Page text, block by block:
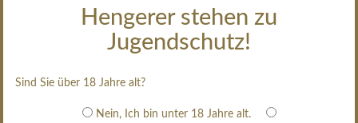
Hengerer stehen zu
Jugendschutz!
Sind Sie über 18 Jahre alt?
Nein, Ich bin unter 18 Jahre alt.
edelsüß
erfrischend, nicht zu süß